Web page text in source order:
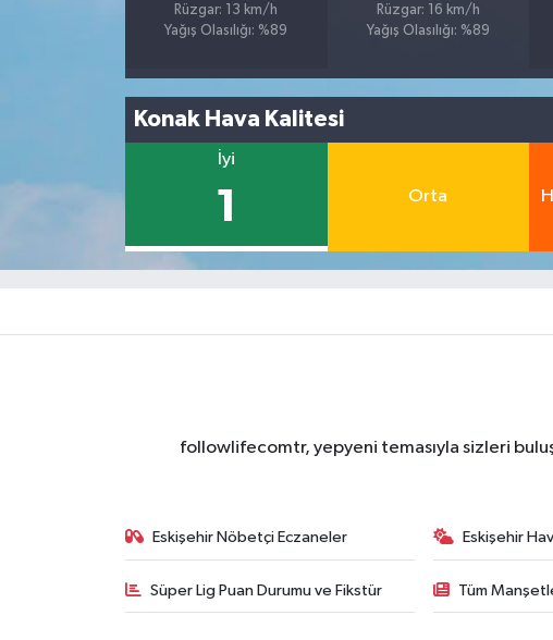
Rüzgar: 13 km/h
Yağış Olasılığı: %89
Rüzgar: 16 km/h
Yağış Olasılığı: %89
Konak Hava Kalitesi
İyi
1 Orta
followlifecomtr, yepyeni temasıyla sizleri
Eskişehir Nöbetçi Eczaneler Eskişehir
Süper Lig Puan Durumu ve Fikstür Tüm